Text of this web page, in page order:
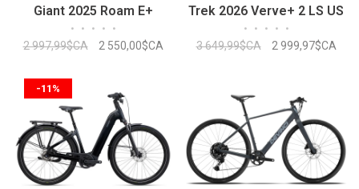
Giant 2025 Roam E+
• • • • •
2 997,99$CA 2 550,00$CA
Trek 2026 Verve+ 2 LS US
• • • • •
3 649,99$CA 2 999,97$CA
-11%